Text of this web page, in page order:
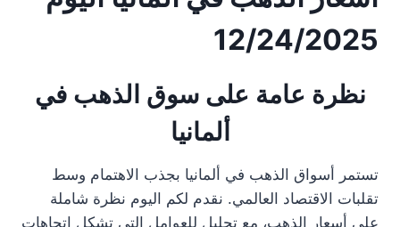
12/24/2025
نظرة عامة على سوق الذهب في
ألمانيا
تستمر أسواق الذهب في ألمانيا بجذب الاهتمام وسط
تقلبات الاقتصاد العالمي. نقدم لكم اليوم نظرة شاملة
على أسعار الذهب، مع تحليل للعوامل التي تشكل اتجاهات